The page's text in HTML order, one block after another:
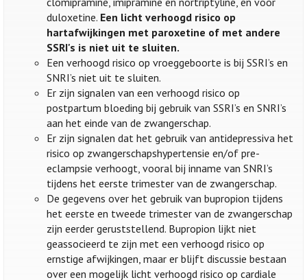
duloxetine. Een licht verhoogd risico op
hartafwijkingen met paroxetine of met andere
SSRI's is niet uit te sluiten.
Een verhoogd risico op vroeggeboorte is bij SSRI’s en
SNRI’s niet uit te sluiten.
Er zijn signalen van een verhoogd risico op
postpartum bloeding bij gebruik van SSRI’s en SNRI’s
aan het einde van de zwangerschap.
Er zijn signalen dat het gebruik van antidepressiva het
risico op zwangerschapshypertensie en/of pre-
eclampsie verhoogt, vooral bij inname van SNRI’s
tijdens het eerste trimester van de zwangerschap.
De gegevens over het gebruik van bupropion tijdens
het eerste en tweede trimester van de zwangerschap
zijn eerder geruststellend. Bupropion lijkt niet
geassocieerd te zijn met een verhoogd risico op
ernstige afwijkingen, maar er blijft discussie bestaan
over een mogelijk licht verhoogd risico op cardiale